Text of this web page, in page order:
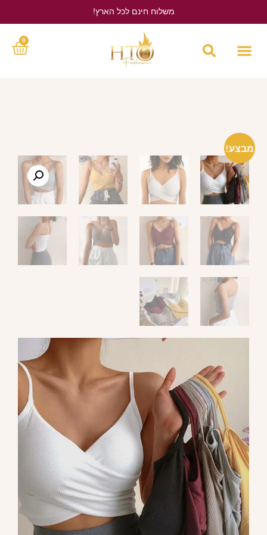
משלוח חינם לכל הארץ!
0
מבצע!